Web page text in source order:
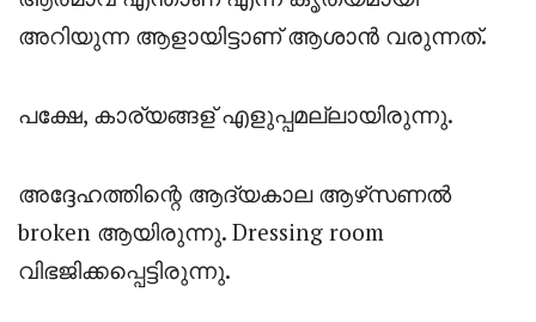
അറിയുന്ന ആളായിട്ടാണ് ആശാൻ വരുന്നത്.
പക്ഷേ, കാര്യങ്ങള് എളുപ്പമല്ലായിരുന്നു.
അദ്ദേഹത്തിന്റെ ആദ്യകാല ആഴ്‌സണൽ
broken ആയിരുന്നു. Dressing room
വിഭജിക്കപ്പെട്ടിരുന്നു.